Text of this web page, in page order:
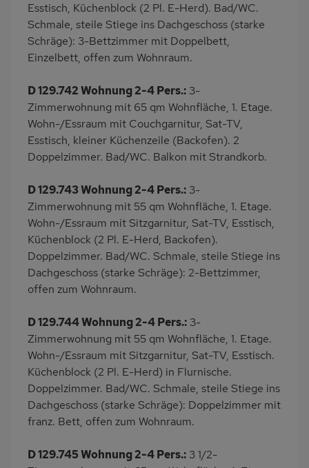
Esstisch, Küchenblock (2 Pl. E-Herd). Bad/WC.
Schmale, steile Stiege ins Dachgeschoss (starke
Schräge): 3-Bettzimmer mit Doppelbett,
Einzelbett, offen zum Wohnraum.
D 129.742 Wohnung 2-4 Pers.: 3-
Zimmerwohnung mit 65 qm Wohnfläche, 1. Etage.
Wohn-/Essraum mit Couchgarnitur, Sat-TV,
Esstisch, kleiner Küchenzeile (Backofen). 2
Doppelzimmer. Bad/WC. Balkon mit Strandkorb.
D 129.743 Wohnung 2-4 Pers.: 3-
Zimmerwohnung mit 55 qm Wohnfläche, 1. Etage.
Wohn-/Essraum mit Sitzgarnitur, Sat-TV, Esstisch,
Küchenblock (2 Pl. E-Herd, Backofen).
Doppelzimmer. Bad/WC. Schmale, steile Stiege ins
Dachgeschoss (starke Schräge): 2-Bettzimmer,
offen zum Wohnraum.
D 129.744 Wohnung 2-4 Pers.: 3-
Zimmerwohnung mit 55 qm Wohnfläche, 1. Etage.
Wohn-/Essraum mit Sitzgarnitur, Sat-TV, Esstisch.
Küchenblock (2 Pl. E-Herd) in Flurnische.
Doppelzimmer. Bad/WC. Schmale, steile Stiege ins
Dachgeschoss (starke Schräge): Doppelzimmer mit
franz. Bett, offen zum Wohnraum.
D 129.745 Wohnung 2-4 Pers.: 3 1/2-